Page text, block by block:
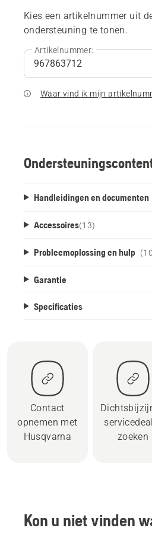
Kies een artikelnummer uit
ondersteuning te tonen.
Artikelnummer:
Waar vind ik mijn
Handleidingen en documenten
Accessoires(13)
Probleemoplossing en hulp
Garantie
Specificaties
Contact
opnemen met
Husqvarna
zoeken
Kon u niet vinden